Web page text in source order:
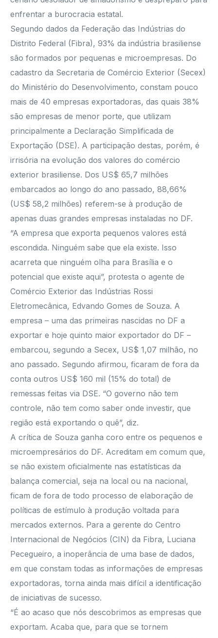
enfrentar a burocracia estatal.
Segundo dados da Federação das Indústrias do
Distrito Federal (Fibra), 93% da indústria brasiliense
são formados por pequenas e microempresas. Do
cadastro da Secretaria de Comércio Exterior (Secex)
do Ministério do Desenvolvimento, constam pouco
mais de 40 empresas exportadoras, das quais 38%
são empresas de menor porte, que utilizam
principalmente a Declaração Simplificada de
Exportação (DSE). A participação destas, porém, é
irrisória na evolução dos valores do comércio
exterior brasiliense. Dos US$ 65,7 milhões
embarcados ao longo do ano passado, 88,66%
(US$ 58,2 milhões) referem-se à produção de
apenas duas grandes empresas instaladas no DF.
“A empresa que exporta pequenos valores está
escondida. Ninguém sabe que ela existe. Isso
acarreta que ninguém olha para Brasília e o
potencial que existe aqui”, protesta o agente de
Comércio Exterior das Indústrias Rossi
Eletromecânica, Edvando Gomes de Souza. A
empresa – uma das primeiras nascidas no DF a
exportar e hoje quinto maior exportador do DF –
embarcou, segundo a Secex, US$ 1,07 milhão, no
ano passado. Segundo afirmou, ficaram de fora da
conta outros US$ 160 mil (15% do total) de
remessas feitas via DSE. “O governo não tem
controle, não tem como saber onde investir, que
região está exportando o quê”, diz.
A crítica de Souza ganha coro entre os pequenos e
microempresários do DF. Acreditam em comum que,
se não existem oficialmente nas estatísticas da
balança comercial, seja na local ou na nacional,
ficam de fora de todo processo de elaboração de
políticas de estímulo à produção voltada para
mercados externos. Para a gerente do Centro
Internacional de Negócios (CIN) da Fibra, Luciana
Pecegueiro, a inoperância de uma base de dados,
em que constam todas as informações de empresas
exportadoras, torna ainda mais difícil a identificação
de iniciativas de sucesso.
“É ao acaso que nós descobrimos as empresas que
exportam. Acaba que, para que se tornem